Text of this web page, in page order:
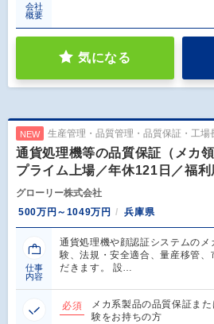
会社
概要
気になる
NEW 生産管理・品質管理・品質保証・工場
通貨処理機等の品質保証（メカ
プライム上場／年休121日／福
グローリー株式会社
500万円～1049万円
兵庫県
仕事
内容
通貨処理機や顔認証システムの
験、法規・安全適合、量産移管
だきます。 設…
必須
メカ系製品の品質保証ま
験をお持ちの方